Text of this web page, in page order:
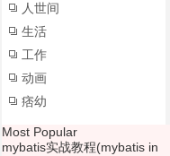
人世间
生活
工作
动画
痞幼
Most Popular
mybatis实战教程(mybatis in